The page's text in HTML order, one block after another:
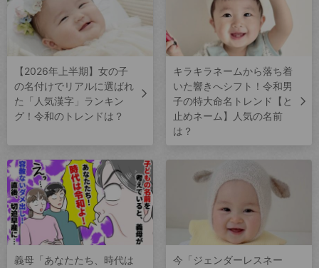
【2026年上半期】女の子
の名付けでリアルに選ばれ
た「人気漢字」ランキン
グ！令和のトレンドは？
キラキラネームから落ち着
いた響きへシフト！令和男
子の特大命名トレンド【と
止めネーム】人気の名前
は？
義母「あなたたち、時代は
今「ジェンダーレスネー